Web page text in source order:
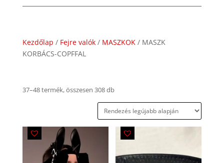
Kezdőlap / Fejre valók/ MASZKOK/ MASZK
KORBÁCS-COPFFAL
37–48 termék, összesen 308 dbLegújabb
szerint
rendezve